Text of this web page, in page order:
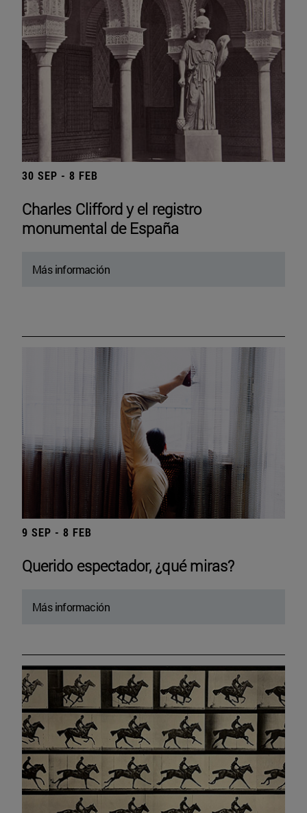
30 SEP - 8 FEB
Charles Clifford y el registro
monumental de España
Más información
9 SEP - 8 FEB
Querido espectador, ¿qué miras?
Más información